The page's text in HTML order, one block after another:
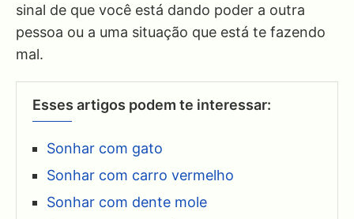
sinal de que você está dando poder a outra
pessoa ou a uma situação que está te fazendo
mal.
Esses artigos podem te interessar:
Sonhar com gato
Sonhar com carro vermelho
Sonhar com dente mole